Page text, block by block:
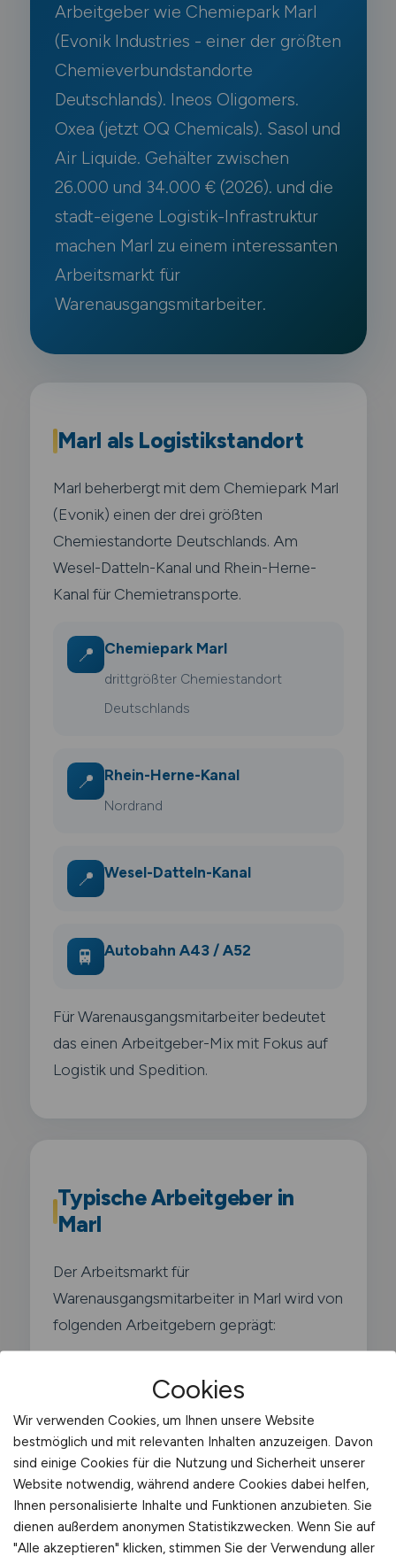
Arbeitgeber wie Chemiepark Marl
(Evonik Industries - einer der größten
Chemieverbundstandorte
Deutschlands). Ineos Oligomers.
Oxea (jetzt OQ Chemicals). Sasol und
Air Liquide. Gehälter zwischen
26.000 und 34.000 € (2026). und die
stadt-eigene Logistik-Infrastruktur
machen Marl zu einem interessanten
Arbeitsmarkt für
Warenausgangsmitarbeiter.
Marl als Logistikstandort
Marl beherbergt mit dem Chemiepark Marl
(Evonik) einen der drei größten
Chemiestandorte Deutschlands. Am
Wesel-Datteln-Kanal und Rhein-Herne-
Kanal für Chemietransporte.
📍 Chemiepark Marl
drittgrößter Chemiestandort
Deutschlands
📍 Rhein-Herne-Kanal
Nordrand
📍 Wesel-Datteln-Kanal
🚆 Autobahn A43 / A52
Für Warenausgangsmitarbeiter bedeutet
das einen Arbeitgeber-Mix mit Fokus auf
Logistik und Spedition.
Typische Arbeitgeber in
Marl
Der Arbeitsmarkt für
Warenausgangsmitarbeiter in Marl wird von
folgenden Arbeitgebern geprägt:
Chemiepark Marl (Evonik Industries -
einer der größten
Chemieverbundstandorte
Deutschlands)
Ineos Oligomers
Cookies
Wir verwenden Cookies, um Ihnen unsere Website
bestmöglich und mit relevanten Inhalten anzuzeigen. Davon
sind einige Cookies für die Nutzung und Sicherheit unserer
Website notwendig, während andere Cookies dabei helfen,
Ihnen personalisierte Inhalte und Funktionen anzubieten. Sie
dienen außerdem anonymen Statistikzwecken. Wenn Sie auf
"Alle akzeptieren" klicken, stimmen Sie der Verwendung aller